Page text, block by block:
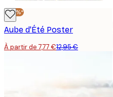
-40%*
Aube d'Été Poster
À partir de 7,77 €12,95 €